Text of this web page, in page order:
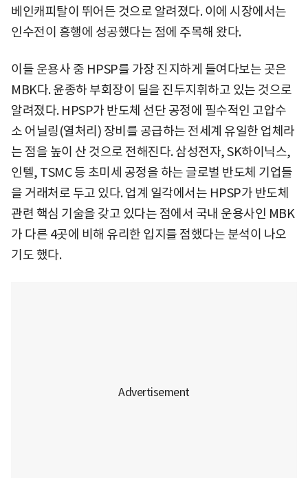
베인캐피탈이 뛰어든 것으로 알려졌다. 이에 시장에서는
인수전이 흥행에 성공했다는 점에 주목해 왔다.
이들 운용사 중 HPSP를 가장 진지하게 들여다보는 곳은
MBK다. 윤종하 부회장이 딜을 진두지휘하고 있는 것으로
알려졌다. HPSP가 반도체 선단 공정에 필수적인 고압수
소 어닐링(열처리) 장비를 공급하는 전세계 유일한 업체라
는 점을 높이 산 것으로 전해진다. 삼성전자, SK하이닉스,
인텔, TSMC 등 초미세 공정을 하는 글로벌 반도체 기업들
을 거래처로 두고 있다. 업계 일각에서는 HPSP가 반도체
관련 핵심 기술을 갖고 있다는 점에서 국내 운용사인 MBK
가 다른 4곳에 비해 유리한 입지를 점했다는 분석이 나오
기도 했다.